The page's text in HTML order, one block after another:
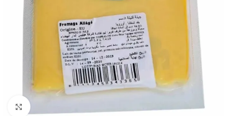
Cliquez pour agrandir